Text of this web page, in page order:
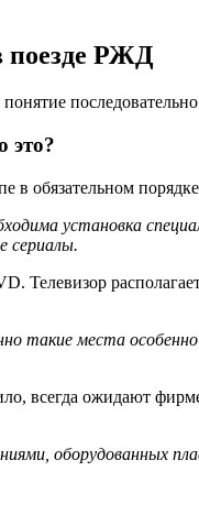
поезде РЖД
это?
обязательном
установка
сериалы.
такие места
всегда ожидают
оборудованных